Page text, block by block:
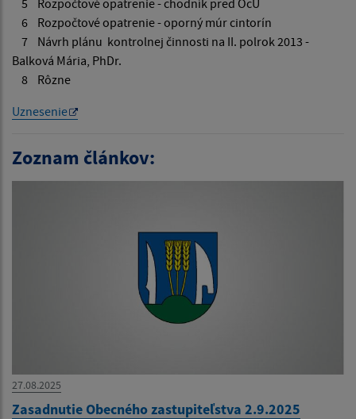
5 Rozpočtové opatrenie - chodník pred OcU
6 Rozpočtové opatrenie - oporný múr cintorín
7 Návrh plánu kontrolnej činnosti na II. polrok 2013 -
Balková Mária, PhDr.
8 Rôzne
Uznesenie
Zoznam článkov:
27.08.2025
Zasadnutie Obecného zastupiteľstva 2.9.2025